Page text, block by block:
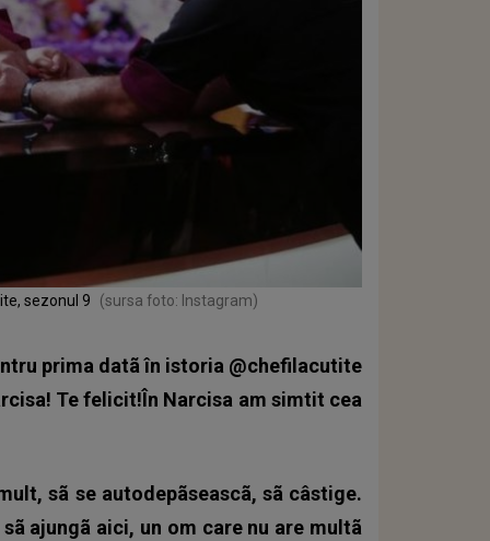
sezonul 9 (sursa foto: Instagram)
prima datã în istoria @chefilacutite
Te felicit!În Narcisa am simtit cea
sã se autodepãseascã, sã câstige.
ajungã aici, un om care nu are multã